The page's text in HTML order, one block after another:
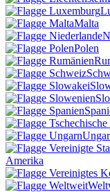
Malta
Polen
Amerika